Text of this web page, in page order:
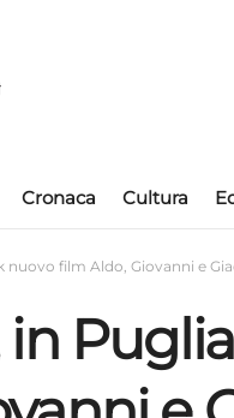
Cronaca Cultura
nuovo film Aldo, Giovanni e
in